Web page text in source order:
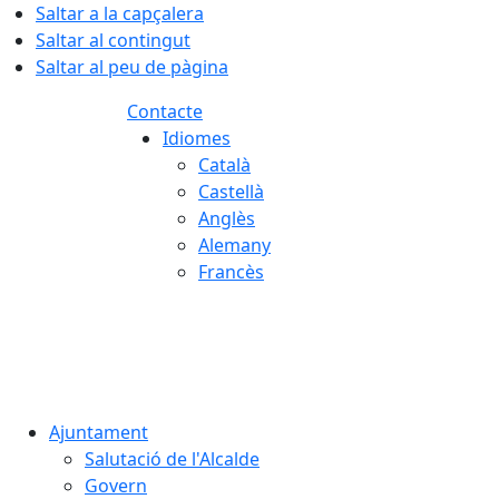
Saltar a la capçalera
Saltar al contingut
Saltar al peu de pàgina
Contacte
Idiomes
Català
Castellà
Anglès
Alemany
Francès
Ajuntament
Salutació de l'Alcalde
Govern